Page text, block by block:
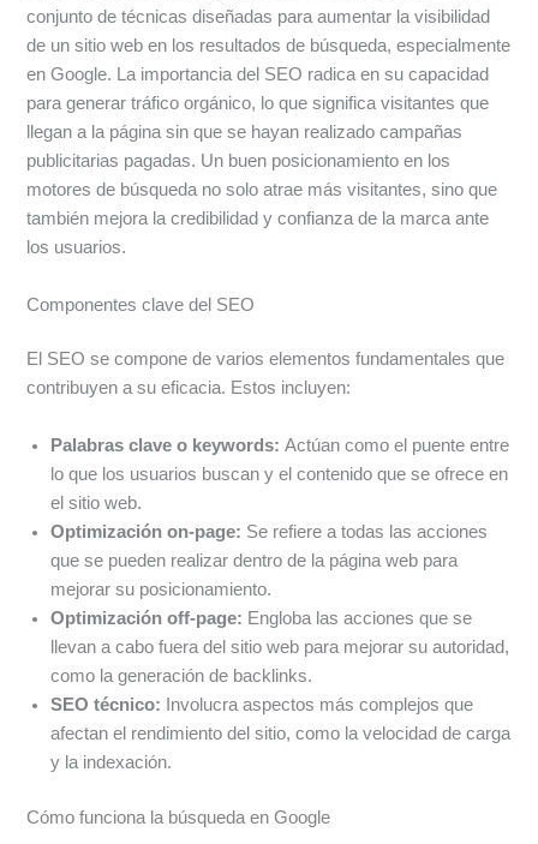
conjunto de técnicas diseñadas para aumentar la visibilidad
de un sitio web en los resultados de búsqueda, especialmente
en Google. La importancia del SEO radica en su capacidad
para generar tráfico orgánico, lo que significa visitantes que
llegan a la página sin que se hayan realizado campañas
publicitarias pagadas. Un buen posicionamiento en los
motores de búsqueda no solo atrae más visitantes, sino que
también mejora la credibilidad y confianza de la marca ante
los usuarios.
Componentes clave del SEO
El SEO se compone de varios elementos fundamentales que
contribuyen a su eficacia. Estos incluyen:
Palabras clave o keywords: Actúan como el puente entre
lo que los usuarios buscan y el contenido que se ofrece en
el sitio web.
Optimización on-page: Se refiere a todas las acciones
que se pueden realizar dentro de la página web para
mejorar su posicionamiento.
Optimización off-page: Engloba las acciones que se
llevan a cabo fuera del sitio web para mejorar su autoridad,
como la generación de backlinks.
SEO técnico: Involucra aspectos más complejos que
afectan el rendimiento del sitio, como la velocidad de carga
y la indexación.
Cómo funciona la búsqueda en Google